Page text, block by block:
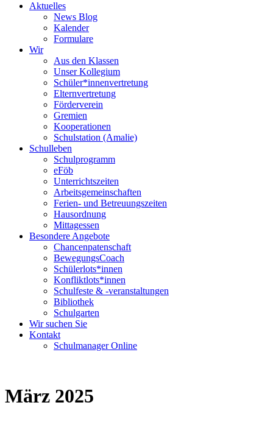
Aktuelles
News Blog
Kalender
Formulare
Wir
Aus den Klassen
Unser Kollegium
Schüler*innenvertretung
Elternvertretung
Förderverein
Gremien
Kooperationen
Schulstation (Amalie)
Schulleben
Schulprogramm
eFöb
Unterrichtszeiten
Arbeitsgemeinschaften
Ferien- und Betreuungszeiten
Hausordnung
Mittagessen
Besondere Angebote
Chancenpatenschaft
BewegungsCoach
Schülerlots*innen
Konfliktlots*innen
Schulfeste & -veranstaltungen
Bibliothek
Schulgarten
Wir suchen Sie
Kontakt
Schulmanager Online
März 2025